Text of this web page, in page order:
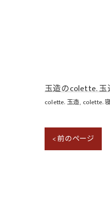
玉造のcolette.
colette. 玉造 colette.
< 前のページ